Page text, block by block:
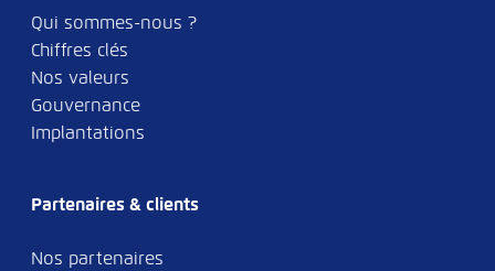
Qui sommes-nous ?
Chiffres clés
Nos valeurs
Gouvernance
Implantations
Partenaires & clients
Nos partenaires